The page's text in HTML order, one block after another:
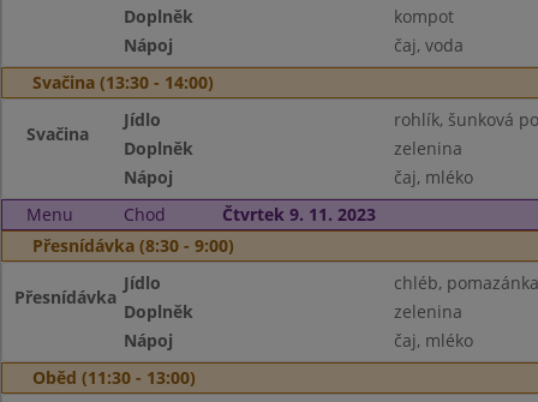
Doplněk
kompot
Nápoj
čaj, voda
Svačina (13:30 - 14:00)
Svačina
Jídlo
rohlík, šunková
Doplněk
zelenina
Nápoj
čaj, mléko
Menu
Chod
Čtvrtek 9. 11. 2023
Přesnídávka (8:30 - 9:00)
Přesnídávka
Jídlo
chléb,
Doplněk
zelenina
Nápoj
čaj, mléko
Oběd (11:30 - 13:00)